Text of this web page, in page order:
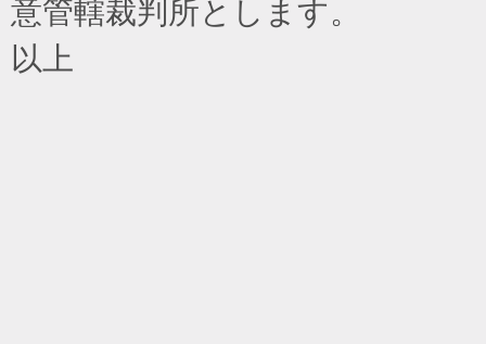
意管轄裁判所とします。
以上